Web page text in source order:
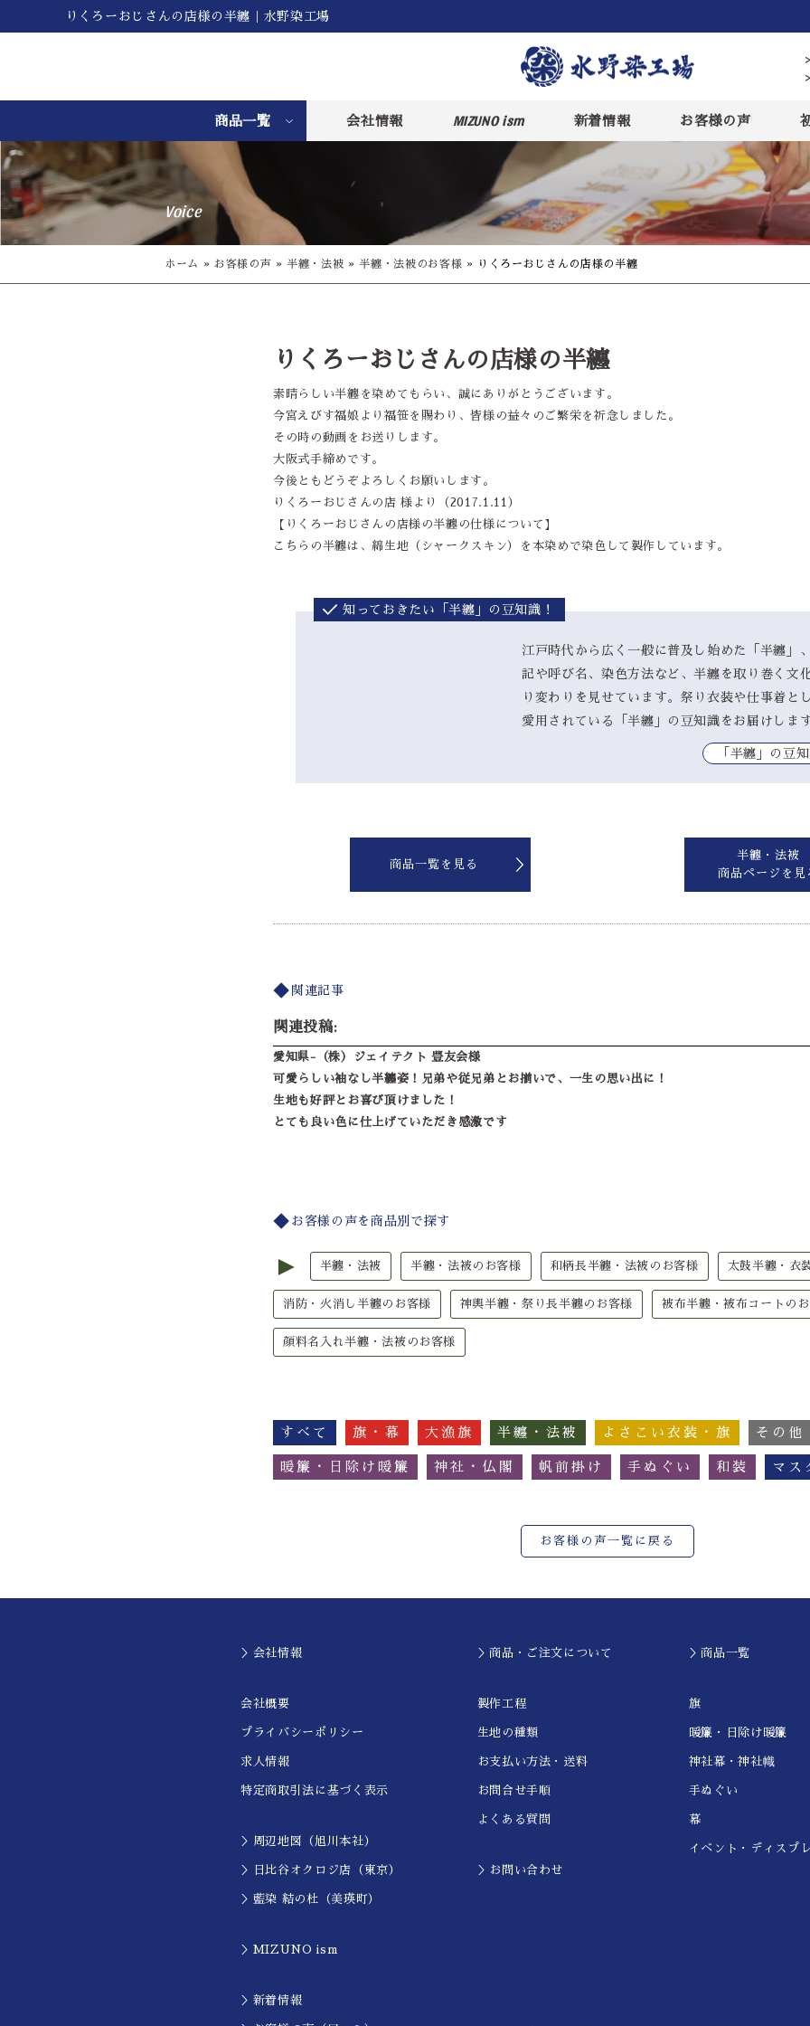
りくろーおじさんの店様の半纏｜水野染工場
商品一覧 会社情報 MIZUNO ism 新着情報 お客様の声
Voice
ホーム » お客様の声 »半纏・法被 »半纏・法被のお客様 » りくろーおじさんの店様の半纏
りくろーおじさんの店様の半纏
素晴らしい半纏を染めてもらい、誠にありがとうございます。
今宮えびす福娘より福笹を賜わり、皆様の益々のご繁栄を祈念しました。
その時の動画をお送りします。
大阪式手締めです。
今後ともどうぞよろしくお願いします。
りくろーおじさんの店 様より（2017.1.11）
【りくろーおじさんの店様の半纏の仕様について】
こちらの半纏は、綿生地（シャークスキン）を本染めで染色して製作しています。
知っておきたい「半纏」の豆知識！
江戸時代から広く一般に普及し始めた「半纏」
記や呼び名、染色方法など、半纏を取り巻く文
り変わりを見せています。祭り衣装や仕事着と
愛用されている「半纏」の豆知識をお届けしま
｢半纏」の豆
商品一覧を見る
半纏・法被
商品ページを見
関連記事
関連投稿:
愛知県-（株）ジェイテクト 豊友会様
可愛らしい袖なし半纏姿！兄弟や従兄弟とお揃いで、一生の思い出に！
生地も好評とお喜び頂けました！
とても良い色に仕上げていただき感激です
お客様の声を商品別で探す
► 半纏・法被 半纏・法被のお客様 和柄長半纏・法被のお客様 太鼓半纏・衣
消防・火消し半纏のお客様 神輿半纏・祭り長半纏のお客様 被布半纏・被布コートの
顔料名入れ半纏・法被のお客様
すべて 旗・幕 大漁旗 半纏・法被 よさこい衣装・旗 その他
暖簾・日除け暖簾 神社・仏閣 帆前掛け 手ぬぐい 和装 マス
お客様の声一覧に戻る
＞会社情報
会社概要
プライバシーポリシー
求人情報
特定商取引法に基づく表示
＞周辺地図（旭川本社）
＞日比谷オクロジ店（東京）
＞藍染 結の杜（美瑛町）
＞MIZUNO ism
＞新着情報
＞商品・ご注文について
製作工程
生地の種類
お支払い方法・送料
お問合せ手順
よくある質問
＞お問い合わせ
＞商品一覧
旗
暖簾・日除け暖簾
神社幕・神社幟
手ぬぐい
幕
イベント・ディスプ